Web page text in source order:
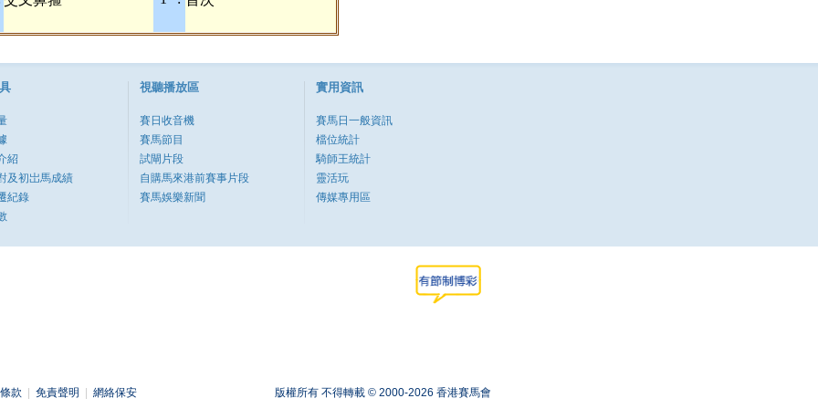
紹
及初岀馬成績
紀錄
視聽播放區
賽日收音機
賽馬節目
試閘片段
自購馬來港前賽事片段
賽馬娛樂新聞
實用資訊
賽馬日一般資訊
檔位統計
騎師王統計
靈活玩
傳媒專用區
款 免責聲明 網絡保安 版權所有 不得轉載 © 2000-2026 香港賽馬會